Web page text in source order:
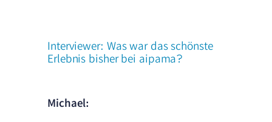
Interviewer: Was war das schönste
Erlebnis bisher bei aipama?
Michael: